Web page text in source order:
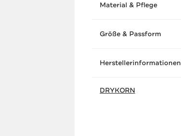
Material & Pflege
Größe & Passform
Herstellerinformationen
DRYKORN